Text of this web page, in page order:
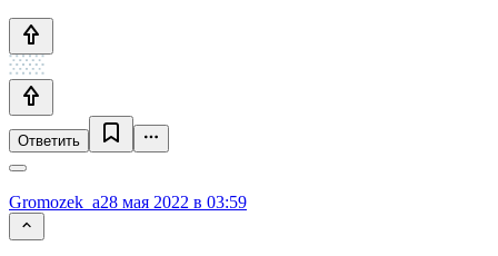
Ответить
Gromozek_a28 мая 2022 в 03:59